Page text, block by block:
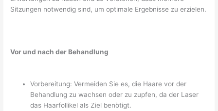
Sitzungen notwendig sind, um optimale Ergebnisse zu erzielen.
Vor und nach der Behandlung
Vorbereitung: Vermeiden Sie es, die Haare vor der
Behandlung zu wachsen oder zu zupfen, da der Laser
das Haarfollikel als Ziel benötigt.